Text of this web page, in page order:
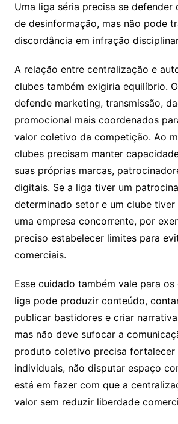
Uma liga séria precisa se defender
de desinformação, mas não pode
discordância em infração
A relação entre centralização e
clubes também exigiria equilíbrio.
defende marketing, transmissão,
promocional mais coordenados
valor coletivo da competição. Ao
clubes precisam manter
suas próprias marcas,
digitais. Se a liga tiver um
determinado setor e um clube
uma empresa concorrente, por
preciso estabelecer limites para
comerciais.
Esse cuidado também vale para
liga pode produzir conteúdo,
publicar bastidores e criar
mas não deve sufocar a
produto coletivo precisa fortalecer
individuais, não disputar espaço
está em fazer com que a
valor sem reduzir liberdade